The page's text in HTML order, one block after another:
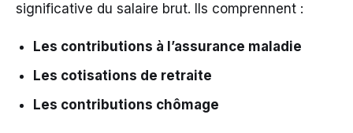
significative du salaire brut. Ils comprennent :
Les contributions à l’assurance maladie
Les cotisations de retraite
Les contributions chômage